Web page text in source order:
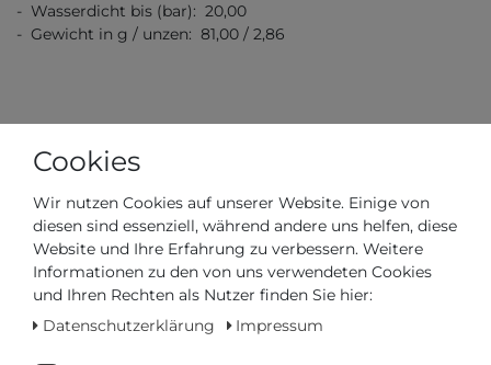
- Wasserdicht bis (bar): 20,00
- Gewicht in g / unzen: 81,00 / 2,86
ArtikelnummerM026.907.37.051.00
1260,00 €*
Cookies
Wir nutzen Cookies auf unserer Website. Einige von
diesen sind essenziell, während andere uns helfen, diese
Website und Ihre Erfahrung zu verbessern. Weitere
Informationen zu den von uns verwendeten Cookies
und Ihren Rechten als Nutzer finden Sie hier:
Datenschutzerklärung
Impressum